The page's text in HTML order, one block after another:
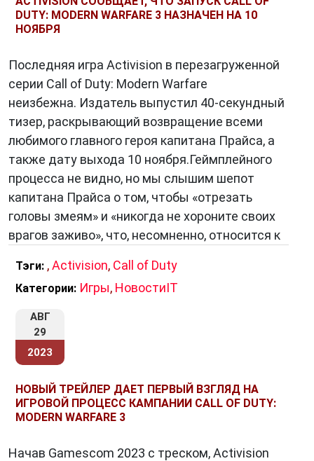
DUTY: MODERN WARFARE 3 НАЗНАЧЕН НА 10
НОЯБРЯ
Последняя игра Activision в перезагруженной
серии Call of Duty: Modern Warfare
неизбежна. Издатель выпустил 40-секундный
тизер, раскрывающий возвращение всеми
любимого главного героя капитана Прайса, а
также дату выхода 10 ноября.Геймплейного
процесса не видно, но мы слышим шепот
капитана Прайса о том, чтобы «отрезать
головы змеям» и «никогда не хороните своих
врагов заживо», что, несомненно, относится к
Тэги: ,Activision, Call of Duty
Категории: Игры, НовостиIT
АВГ
29
2023
НОВЫЙ ТРЕЙЛЕР ДАЕТ ПЕРВЫЙ ВЗГЛЯД НА
ИГРОВОЙ ПРОЦЕСС КАМПАНИИ CALL OF DUTY:
MODERN WARFARE 3
Начав Gamescom 2023 с треском, Activision